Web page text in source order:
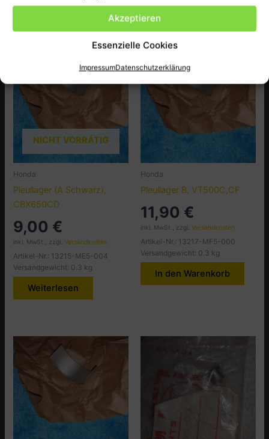
Akzeptieren
Essenzielle Cookies
ImpressumDatenschutzerklärung
Ähnliche Produkte
NICHT VORRÄTIG
Honda
Pleullager (A Schwarz),
CBX650CD
9,00 €
inkl. MwSt., zzgl.Versandkosten
Artikel-Nr.: 13215-ME5-004
Versandgewicht: 0.3 kg
Weiterlesen
Honda
Pleullager B, VT500C,CF
11,90 €
inkl. MwSt., zzgl. Versandkosten
Artikel-Nr.: 13217-MF5-000
Versandgewicht: 0.3 kg
In den Warenkorb